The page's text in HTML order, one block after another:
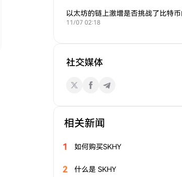
11/07 02:18
社交媒体
相关新闻
1 如何购买SKHY
2 什么是 SKHY